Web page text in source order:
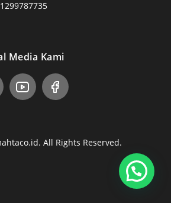
Media Kami
All Rights Reserved.